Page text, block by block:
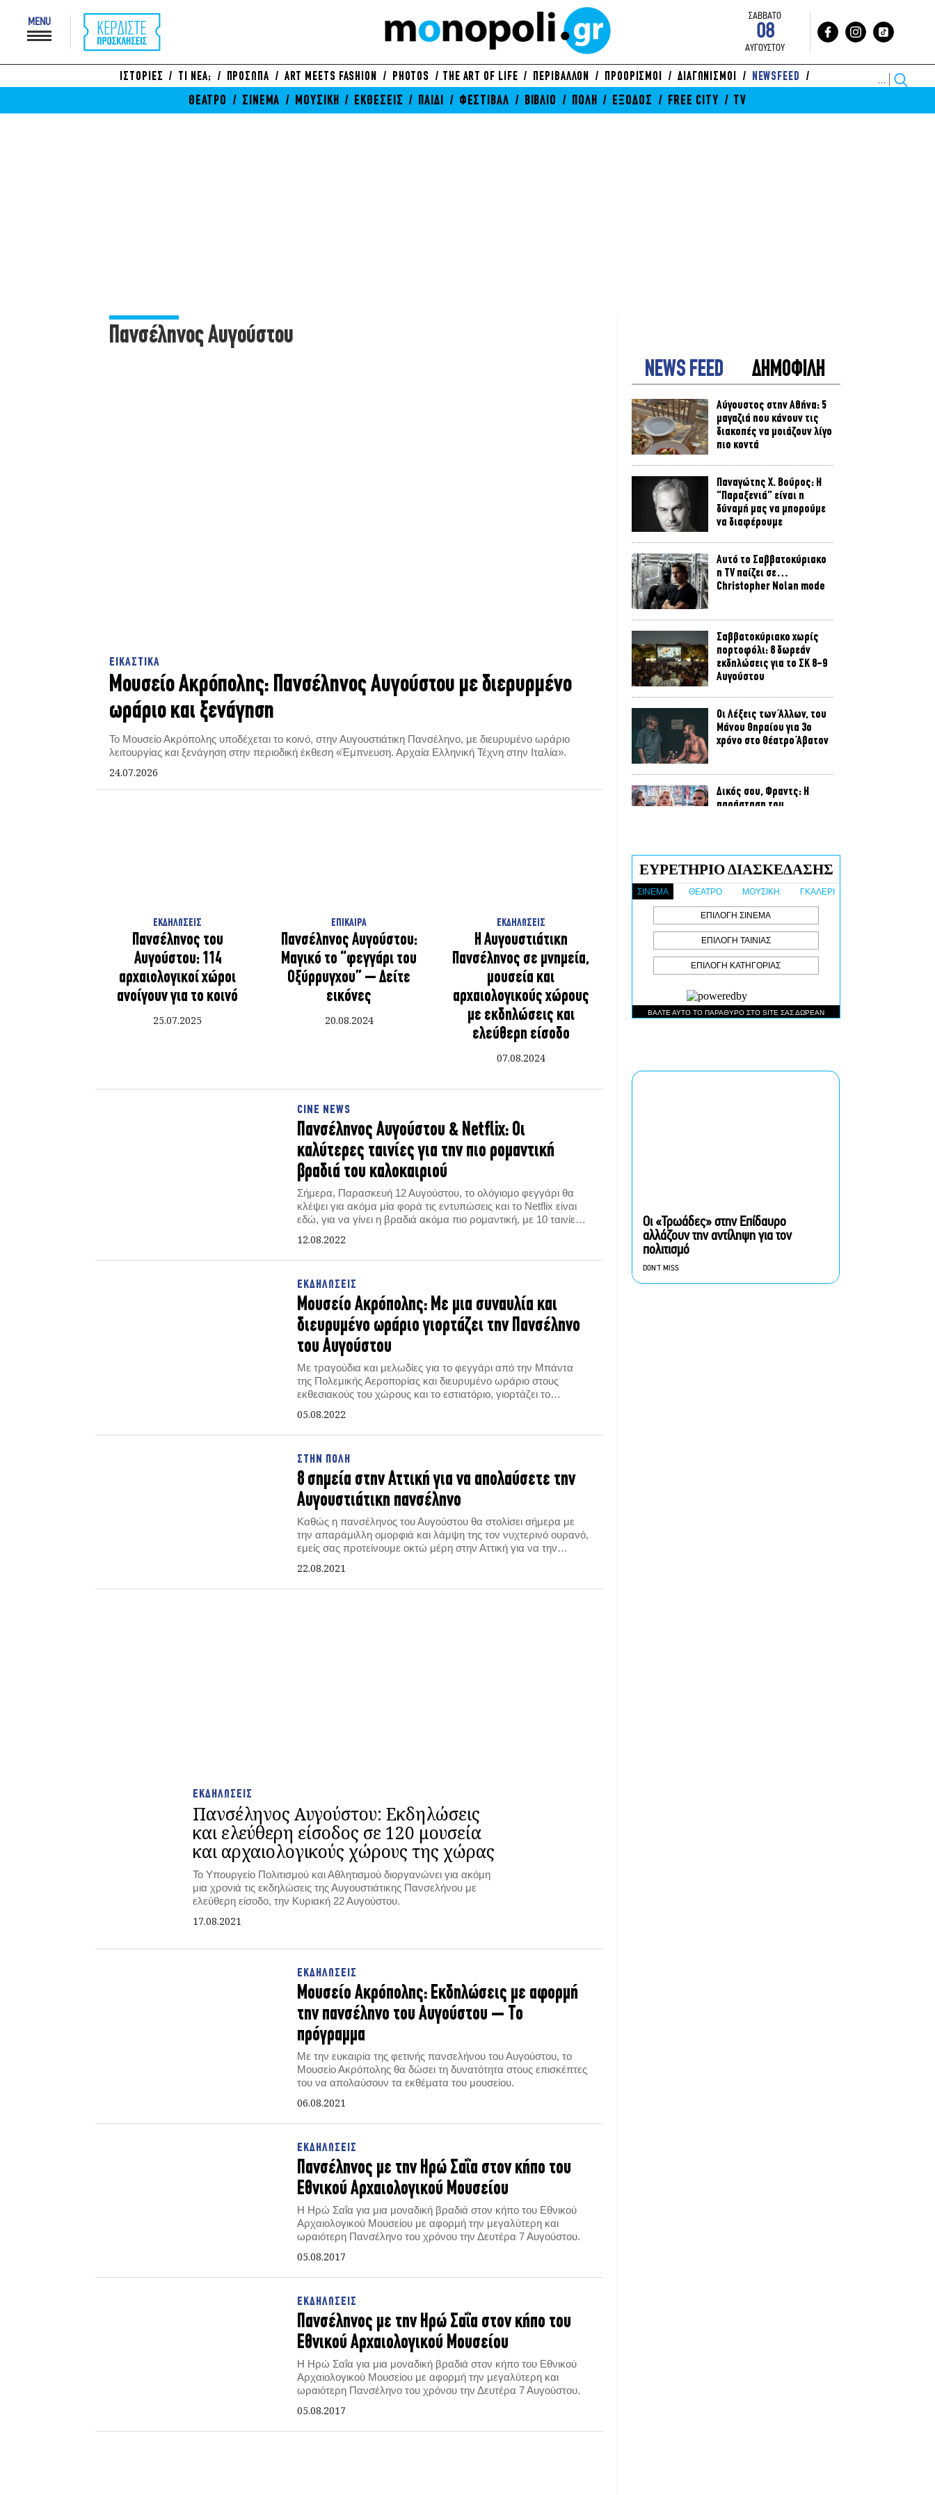
MENU
ΣΑΒΒΑΤΟ
08
ΑΥΓΟΥΣΤΟΥ
ΙΣΤΟΡΙΕΣ ΤΙ ΝΕΑ; ΠΡΟΣΩΠΑ ART MEETS FASHION PHOTOS THE ART OF LIFE ΠΕΡΙΒΑΛΛΟΝ ΠΡΟΟΡΙΣΜΟΙ ΔΙΑΓΩΝΙΣΜΟΙ NEWSFEED
ΘΕΑΤΡΟ ΣΙΝΕΜΑ ΜΟΥΣΙΚΗ ΕΚΘΕΣΕΙΣ ΠΑΙΔΙ ΦΕΣΤΙΒΑΛ ΒΙΒΛΙΟ ΠΟΛΗ ΕΞΟΔΟΣ FREE CITY TV
Πανσέληνος Αυγούστου
ΕΙΚΑΣΤΙΚΑ
Μουσείο Ακρόπολης: Πανσέληνος Αυγούστου με διερυρμένο
ωράριο και ξενάγηση
Το Μουσείο Ακρόπολης υποδέχεται το κοινό, στην Αυγουστιάτικη Πανσέληνο, με διευρυμένο ωράριο
λειτουργίας και ξενάγηση στην περιοδική έκθεση «Έμπνευση. Αρχαία Ελληνική Τέχνη στην Ιταλία».
24.07.2026
ΕΚΔΗΛΩΣΕΙΣ
Πανσέληνος του
Αυγούστου: 114
αρχαιολογικοί χώροι
ανοίγουν για το κοινό
25.07.2025
ΕΠΙΚΑΙΡΑ
Πανσέληνος Αυγούστου:
Μαγικό το “φεγγάρι του
Οξύρρυγχου” – Δείτε
εικόνες
20.08.2024
ΕΚΔΗΛΩΣΕΙΣ
Η Αυγουστιάτικη
Πανσέληνος σε μνημεία,
μουσεία και
αρχαιολογικούς χώρους
με εκδηλώσεις και
ελεύθερη είσοδο
07.08.2024
CINE NEWS
Πανσέληνος Αυγούστου & Netflix: Οι
καλύτερες ταινίες για την πιο ρομαντική
βραδιά του καλοκαιριού
Σήμερα, Παρασκευή 12 Αυγούστου, το ολόγιομο φεγγάρι θα
κλέψει για ακόμα μία φορά τις εντυπώσεις και το Netflix είναι
εδώ, για να γίνει η βραδιά ακόμα πιο ρομαντική, με 10 ταινίες
12.08.2022
ΕΚΔΗΛΩΣΕΙΣ
Μουσείο Ακρόπολης: Με μια συναυλία και
διευρυμένο ωράριο γιορτάζει την Πανσέληνο
του Αυγούστου
Με τραγούδια και μελωδίες για το φεγγάρι από την Μπάντα
της Πολεμικής Αεροπορίας και διευρυμένο ωράριο στους
εκθεσιακούς του χώρους και το εστιατόριο, γιορτάζει το
05.08.2022
ΣΤΗΝ ΠΟΛΗ
8 σημεία στην Αττική για να απολαύσετε την
Αυγουστιάτικη πανσέληνο
Καθώς η πανσέληνος του Αυγούστου θα στολίσει σήμερα με
την απαράμιλλη ομορφιά και λάμψη της τον νυχτερινό ουρανό,
εμείς σας προτείνουμε οκτώ μέρη στην Αττική για να την
22.08.2021
ΕΚΔΗΛΩΣΕΙΣ
Πανσέληνος Αυγούστου: Εκδηλώσεις
και ελεύθερη είσοδος σε 120 μουσεία
και αρχαιολογικούς χώρους της χώρας
Το Υπουργείο Πολιτισμού και Αθλητισμού διοργανώνει για ακόμη
μια χρονιά τις εκδηλώσεις της Αυγουστιάτικης Πανσελήνου με
ελεύθερη είσοδο, την Κυριακή 22 Αυγούστου.
17.08.2021
ΕΚΔΗΛΩΣΕΙΣ
Μουσείο Ακρόπολης: Εκδηλώσεις με αφορμή
την πανσέληνο του Αυγούστου – Το
πρόγραμμα
Με την ευκαιρία της φετινής πανσελήνου του Αυγούστου, το
Μουσείο Ακρόπολης θα δώσει τη δυνατότητα στους επισκέπτες
του να απολαύσουν τα εκθέματα του μουσείου.
06.08.2021
ΕΚΔΗΛΩΣΕΙΣ
Πανσέληνος με την Ηρώ Σαΐα στον κήπο του
Εθνικού Αρχαιολογικού Μουσείου
Η Ηρώ Σαΐα για μια μοναδική βραδιά στον κήπο του Εθνικού
Αρχαιολογικού Μουσείου με αφορμή την μεγαλύτερη και
ωραιότερη Πανσέληνο του χρόνου την Δευτέρα 7 Αυγούστου.
05.08.2017
ΕΚΔΗΛΩΣΕΙΣ
Πανσέληνος με την Ηρώ Σαΐα στον κήπο του
Εθνικού Αρχαιολογικού Μουσείου
Η Ηρώ Σαΐα για μια μοναδική βραδιά στον κήπο του Εθνικού
Αρχαιολογικού Μουσείου με αφορμή την μεγαλύτερη και
ωραιότερη Πανσέληνο του χρόνου την Δευτέρα 7 Αυγούστου.
05.08.2017
NEWS FEED ΔΗΜΟΦΙΛΗ
Αύγουστος στην Αθήνα: 5
μαγαζιά που κάνουν τις
διακοπές να μοιάζουν λίγο
πιο κοντά
Παναγώτης Χ. Βούρος: Η
“Παραξενιά” είναι η
δύναμή μας να μπορούμε
να διαφέρουμε
Αυτό το Σαββατοκύριακο
η TV παίζει σε…
Christopher Nolan mode
Σαββατοκύριακο χωρίς
πορτοφόλι: 8 δωρεάν
εκδηλώσεις για το ΣΚ 8-9
Αυγούστου
Οι Λέξεις των Άλλων, του
Μάνου Θηραίου για 3ο
χρόνο στο Θέατρο Άβατον
Δικός σου, Φραντς: Η
παράσταση του
«Ριφιφί»: Σε Α’
τηλεοπτική προβολή η
σειρά φαινόμενο του
Σωτήρη Τσαφούλια
Ρωγμές: Η σόλο
χοροθεατρική
Χριστίνας Κυριαζίδη στο
Δημοτικό Θέατρο Πειραιά
Σπηλιόπουλου στην
Οι «Τρωάδες» στην Επίδαυρο
αλλάζουν την αντίληψη για τον
πολιτισμό
DON'T MISS